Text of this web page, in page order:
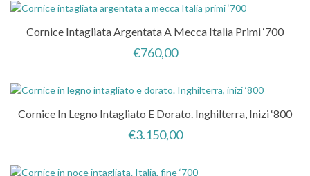
Cornice Intagliata Argentata A Mecca Italia Primi ‘700
€760,00
Cornice In Legno Intagliato E Dorato. Inghilterra, Inizi ‘800
€3.150,00